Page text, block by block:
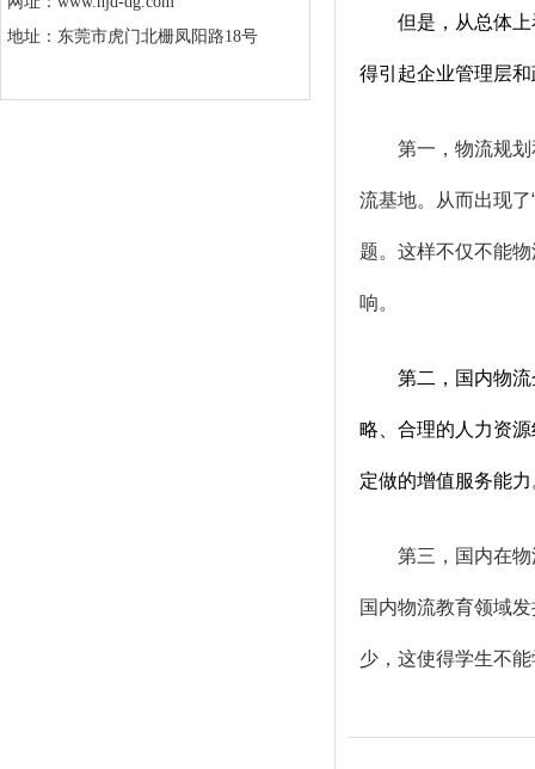
地址：东莞市虎门北栅凤阳路18号
但是，从总体上看
得引起企业管理层
第一，物流规划
流基地。从而出现
题。这样不仅不能
响。
第二，国内物流企
略、合理的人力资
定做的增值服务能
第三，国内在物流
国内物流教育领域
少，这使得学生不